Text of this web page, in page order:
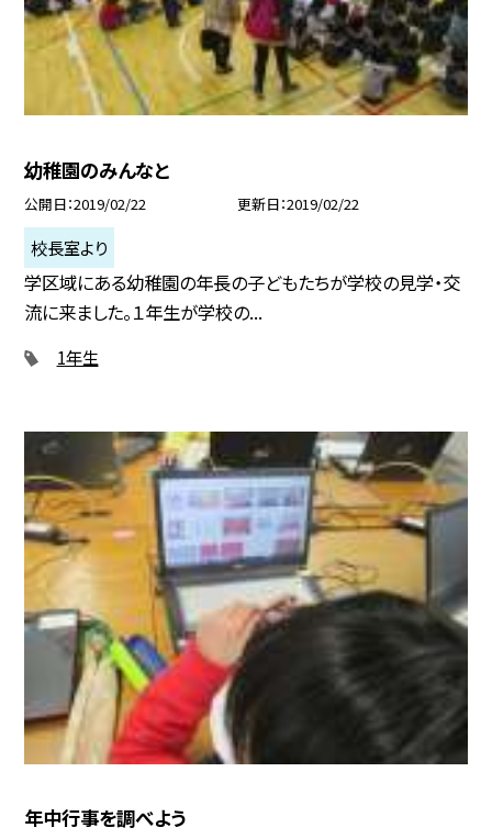
幼稚園のみんなと
公開日 2019/02/22 更新日 2019/02/22
校長室より
学区域にある幼稚園の年長の子どもたちが学校の見学・交
流に来ました。１年生が学校の...
1年生
年中行事を調べよう